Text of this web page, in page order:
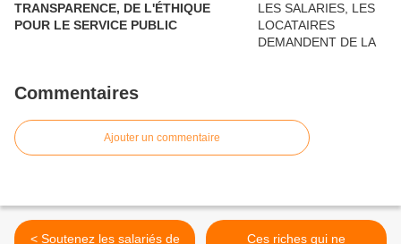
TRANSPARENCE, DE L'ÉTHIQUE
POUR LE SERVICE PUBLIC
Commentaires
Ajouter un commentaire
< Soutenez les salariés de
Ces riches qui ne